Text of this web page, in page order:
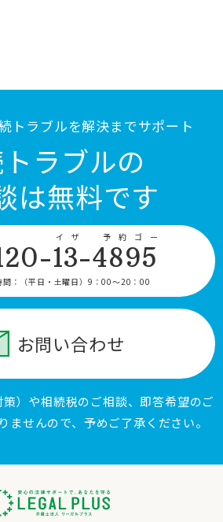
トラブルを解決までサポート
ラブルの
は無料です
13-4895
イザ 予約ゴー
： （平日・土曜日）9：00〜20：00
お問い合わせ
）や相続税のご相談、即答希望のご
ませんので、予めご了承ください。